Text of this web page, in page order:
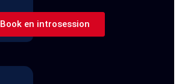
Book en introsession